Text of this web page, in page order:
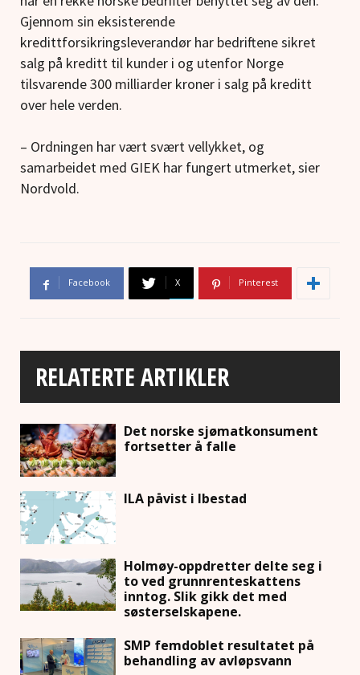
Gjennom sin eksisterende
kredittforsikringsleverandør har bedriftene sikret
salg på kreditt til kunder i og utenfor Norge
tilsvarende 300 milliarder kroner i salg på kreditt
over hele verden.
– Ordningen har vært svært vellykket, og
samarbeidet med GIEK har fungert utmerket, sier
Nordvold.
Facebook X Pinterest
RELATERTE ARTIKLER
Det norske sjømatkonsument
fortsetter å falle
ILA påvist i Ibestad
Holmøy-oppdretter delte seg i
to ved grunnrenteskattens
inntog. Slik gikk det med
søsterselskapene.
SMP femdoblet resultatet på
behandling av avløpsvann